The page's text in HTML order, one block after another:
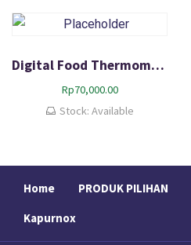
Digital Food Thermometer – Termometer masakan dan minuman
Rp70,000.00
Stock: Available
Home PRODUK PILIHAN
Kapurnox